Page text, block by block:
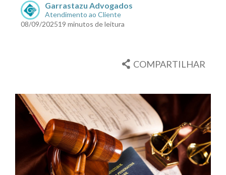
Garrastazu Advogados
Atendimento ao Cliente
08/09/202519 minutos de leitura
COMPARTILHAR